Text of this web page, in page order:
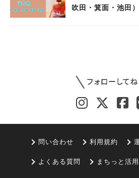
吹田・箕面・池田）
問い合わせ 利用規約
よくある質問 まちっと活